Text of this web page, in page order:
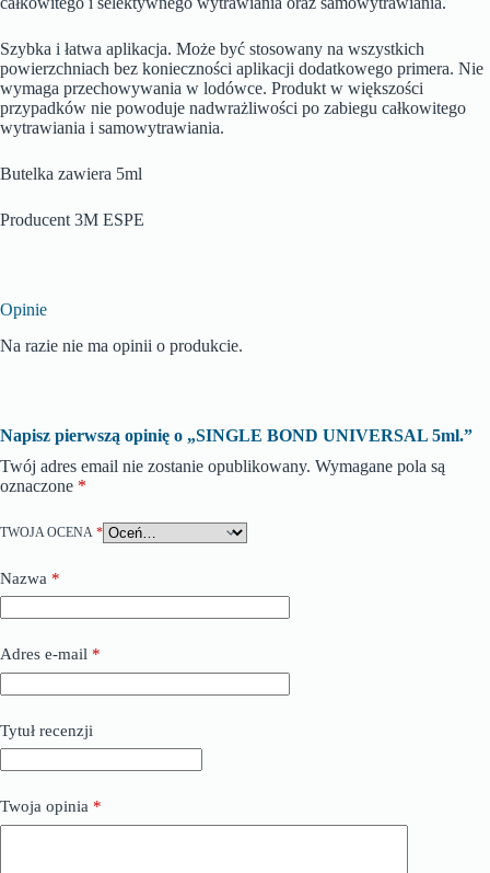
Szybka i łatwa aplikacja. Może być stosowany na wszystkich
powierzchniach bez konieczności aplikacji dodatkowego primera. Nie
wymaga przechowywania w lodówce. Produkt w większości
przypadków nie powoduje nadwrażliwości po zabiegu całkowitego
wytrawiania i samowytrawiania.
Butelka zawiera 5ml
Producent 3M ESPE
Opinie
Na razie nie ma opinii o produkcie.
Napisz pierwszą opinię o „SINGLE BOND UNIVERSAL 5ml.”
Twój adres email nie zostanie opublikowany. Wymagane pola są
oznaczone *
TWOJA OCENA *
Nazwa *
Adres e-mail *
Tytuł recenzji
Twoja opinia *